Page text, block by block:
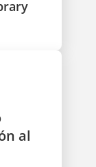
al